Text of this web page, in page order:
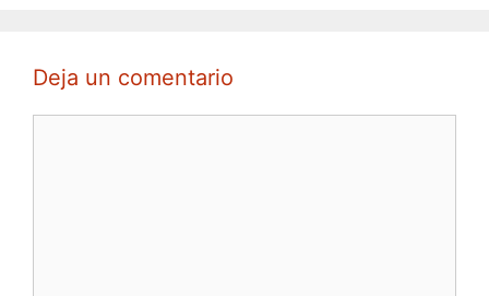
Deja un comentario